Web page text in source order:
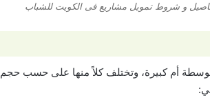
و شروط تمويل مشاريع فى الكويت للشباب
أم كبيرة، وتختلف كلاً منها على حسب